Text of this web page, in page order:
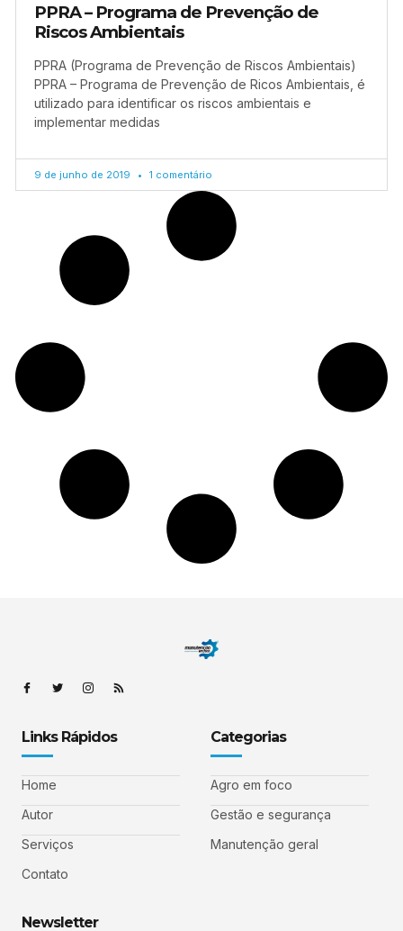
PPRA – Programa de Prevenção de
Riscos Ambientais
PPRA (Programa de Prevenção de Riscos Ambientais)
PPRA – Programa de Prevenção de Ricos Ambientais, é
utilizado para identificar os riscos ambientais e
implementar medidas
9 de junho de 2019 1 comentário
Links Rápidos
Home
Autor
Serviços
Contato
Categorias
Agro em foco
Gestão e segurança
Manutenção geral
Newsletter